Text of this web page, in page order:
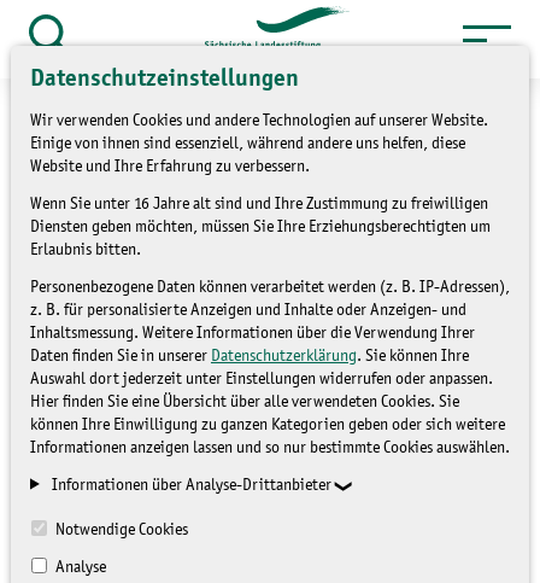
Datenschutzeinstellungen
Wir verwenden Cookies und andere Technologien auf unserer Website.
Einige von ihnen sind essenziell, während andere uns helfen, diese
Website und Ihre Erfahrung zu verbessern.
Wenn Sie unter 16 Jahre alt sind und Ihre Zustimmung zu freiwilligen
Diensten geben möchten, müssen Sie Ihre Erziehungsberechtigten um
Erlaubnis bitten.
Personenbezogene Daten können verarbeitet werden (z. B. IP-Adressen),
z. B. für personalisierte Anzeigen und Inhalte oder Anzeigen- und
Inhaltsmessung. Weitere Informationen über die Verwendung Ihrer
Daten finden Sie in unserer Datenschutzerklärung. Sie können Ihre
Auswahl dort jederzeit unter Einstellungen widerrufen oder anpassen.
Hier finden Sie eine Übersicht über alle verwendeten Cookies. Sie
können Ihre Einwilligung zu ganzen Kategorien geben oder sich weitere
Informationen anzeigen lassen und so nur bestimmte Cookies auswählen.
Informationen über Analyse-Drittanbieter
Notwendige Cookies
Analyse
Zum
Inhalt
springen
öffnen
Aktionstag zum Tag der
Flüsse
NICHT ZUGEORDNET